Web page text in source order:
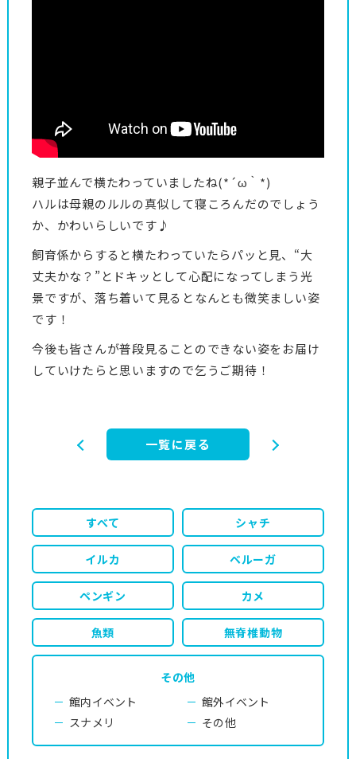
親子並んで横たわっていましたね(*´ω｀*)
ハルは母親のルルの真似して寝ころんだのでしょう
か、かわいらしいです♪
飼育係からすると横たわっていたらパッと見、“大
丈夫かな？”とドキッとして心配になってしまう光
景ですが、落ち着いて見るとなんとも微笑ましい姿
です！
今後も皆さんが普段見ることのできない姿をお届け
していけたらと思いますので乞うご期待！
一覧に戻る
すべて シャチ
イルカ ベルーガ
ペンギン カメ
魚類 無脊椎動物
その他
館内イベント
館外イベント
スナメリ
その他